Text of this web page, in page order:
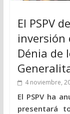
El PSPV
inversión
Dénia de
4 noviembre,
El PSPV ha
presentará